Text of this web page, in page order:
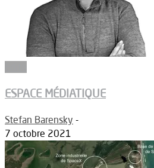
ESPACE MÉDIATIQUE
Stefan Barensky -
7 octobre 2021